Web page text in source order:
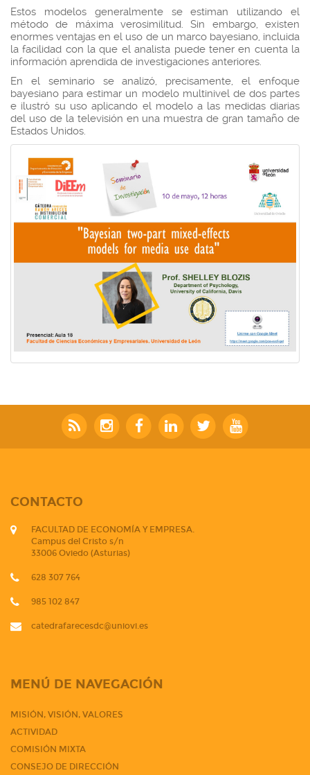
Estos modelos generalmente se estiman utilizando el
método de máxima verosimilitud. Sin embargo, existen
enormes ventajas en el uso de un marco bayesiano, incluida
la facilidad con la que el analista puede tener en cuenta la
información aprendida de investigaciones anteriores.
En el seminario se analizó, precisamente, el enfoque
bayesiano para estimar un modelo multinivel de dos partes
e ilustró su uso aplicando el modelo a las medidas diarias
del uso de la televisión en una muestra de gran tamaño de
Estados Unidos.
CONTACTO
FACULTAD DE ECONOMÍA Y EMPRESA.
Campus del Cristo s/n
33006 Oviedo (Asturias)
628 307 764
985 102 847
catedrafarecesdc@uniovi.es
MENÚ DE NAVEGACIÓN
MISIÓN, VISIÓN, VALORES
ACTIVIDAD
COMISIÓN MIXTA
CONSEJO DE DIRECCIÓN